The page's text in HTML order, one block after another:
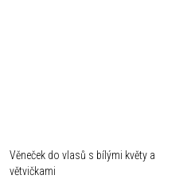
Věneček do vlasů s bílými květy a
větvičkami